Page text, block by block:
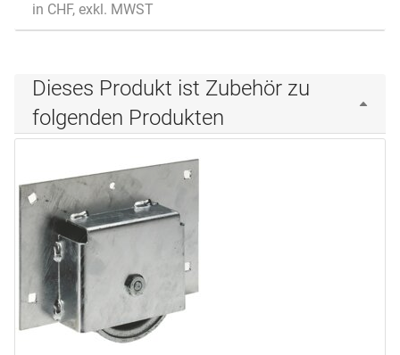
in CHF, exkl. MWST
Dieses Produkt ist Zubehör zu
folgenden Produkten